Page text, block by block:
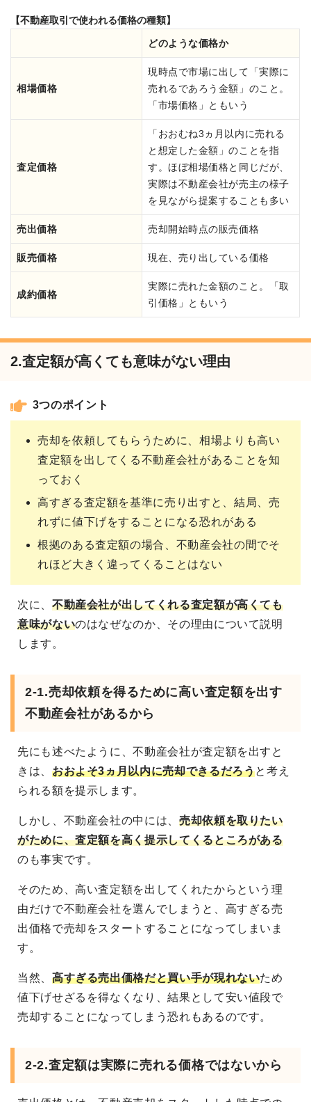
【不動産取引で使われる価格の種類】
どのような価格か
相場価格
現時点で市場に出して「実際に
売れるであろう金額」のこと。
「市場価格」ともいう
査定価格
「おおむね3ヵ月以内に売れる
と想定した金額」のことを指
す。ほぼ相場価格と同じだが、
実際は不動産会社が売主の様子
を見ながら提案することも多い
売出価格 売却開始時点の販売価格
販売価格 現在、売り出している価格
成約価格
実際に売れた金額のこと。「取
引価格」ともいう
2.査定額が高くても意味がない理由
3つのポイント
売却を依頼してもらうために、相場よりも高い
査定額を出してくる不動産会社があることを知
っておく
高すぎる査定額を基準に売り出すと、結局、売
れずに値下げをすることになる恐れがある
根拠のある査定額の場合、不動産会社の間でそ
れほど大きく違ってくることはない
次に、 不動産会社が出してくれる査定額が高くても
意味がないのはなぜなのか、その理由について説明
します。
2-1.売却依頼を得るために高い査定額を出す
不動産会社があるから
先にも述べたように、不動産会社が査定額を出すと
きは、 おおよそ3ヵ月以内に売却できるだろうと考え
られる額を提示します。
しかし、不動産会社の中には、 売却依頼を取りたい
がために、査定額を高く提示してくるところがある
のも事実です。
そのため、高い査定額を出してくれたからという理
由だけで不動産会社を選んでしまうと、高すぎる売
出価格で売却をスタートすることになってしまいま
す。
当然、 高すぎる売出価格だと買い手が現れないため
値下げせざるを得なくなり、結果として安い値段で
売却することになってしまう恐れもあるのです。
2-2.査定額は実際に売れる価格ではないから